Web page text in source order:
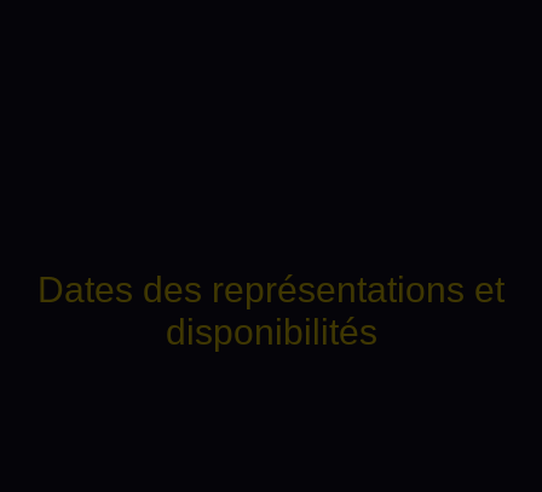
Dates des représentations et
disponibilités